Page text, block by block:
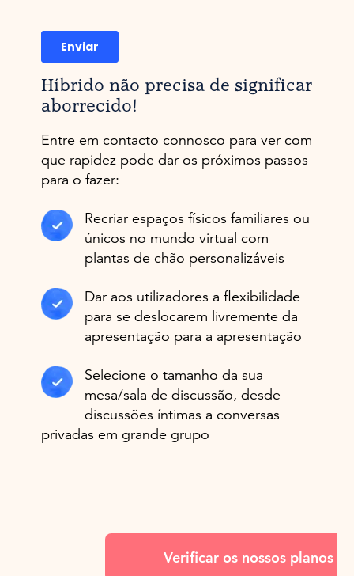
Híbrido não precisa de significar
aborrecido!
Entre em contacto connosco para ver com
que rapidez pode dar os próximos passos
para o fazer:
Recriar espaços físicos familiares ou
únicos no mundo virtual com
plantas de chão personalizáveis
Dar aos utilizadores a flexibilidade
para se deslocarem livremente da
apresentação para a apresentação
Selecione o tamanho da sua
mesa/sala de discussão, desde
discussões íntimas a conversas
privadas em grande grupo
Verificar os nossos planos